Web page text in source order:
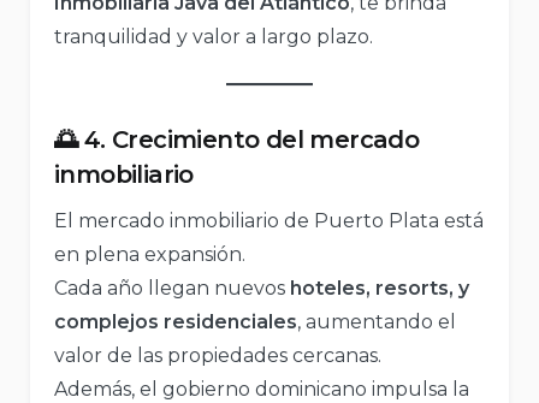
tranquilidad y valor a largo plazo.
🌅 4. Crecimiento del mercado
inmobiliario
El mercado inmobiliario de Puerto Plata está
en plena expansión.
Cada año llegan nuevos hoteles, resorts, y
complejos residenciales, aumentando el
valor de las propiedades cercanas.
Además, el gobierno dominicano impulsa la